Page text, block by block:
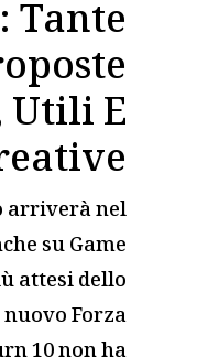
Tante
Utili E
arriverà nel
su Game
attesi dello
Forza